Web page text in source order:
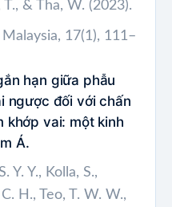
& Tha, W. (2023).
17(1), 111–
hạn giữa phẫu
ngược đối với chấn
khớp vai: một kinh
Á.
Y. Y., Kolla, S.,
H., Teo, T. W. W.,